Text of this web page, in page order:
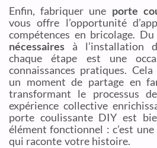
Enfin, fabriquer une porte
vous offre l’opportunité
compétences en bricolage.
nécessaires à l’installation
chaque étape est une
connaissances pratiques.
un moment de partage en
transformant le processus
expérience collective
porte coulissante DIY est
élément fonctionnel : c’est
qui raconte votre histoire.